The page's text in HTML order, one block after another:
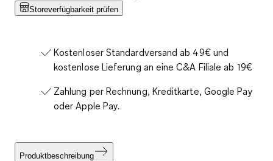
Storeverfügbarkeit prüfen
Kostenloser Standardversand ab 49€ und
kostenlose Lieferung an eine C&A Filiale ab 19€
Zahlung per Rechnung, Kreditkarte, Google Pay
oder Apple Pay.
Produktbeschreibung